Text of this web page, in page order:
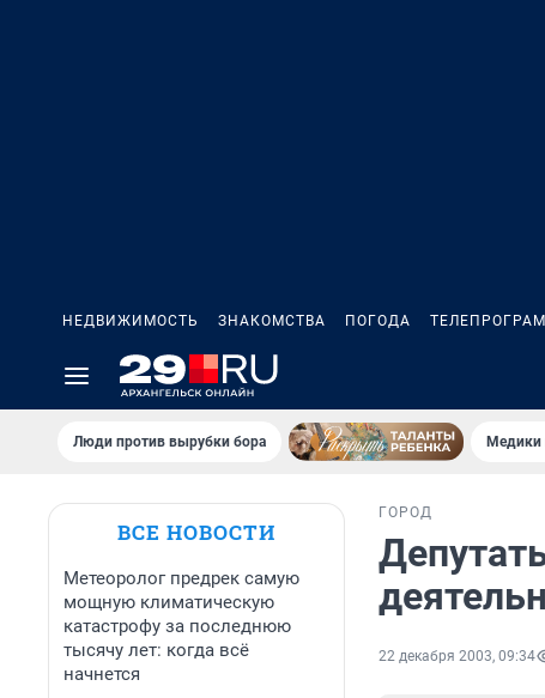
НЕДВИЖИМОСТЬ ЗНАКОМСТВА ПОГОДА
Люди против вырубки бора Медики
ВСЕ НОВОСТИ
Метеоролог предрек самую
мощную климатическую
катастрофу за последнюю
тысячу лет: когда всё
начнется
ГОРОД
22 декабря 2003, 09:34